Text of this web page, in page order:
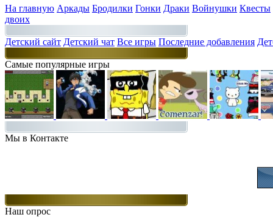
На главную Аркады Бродилки Гонки Драки Войнушки Квесты
двоих
Детский сайт Детский чат Все игры Последние добавления
Самые популярные игры
Мы в Контакте
Наш опрос